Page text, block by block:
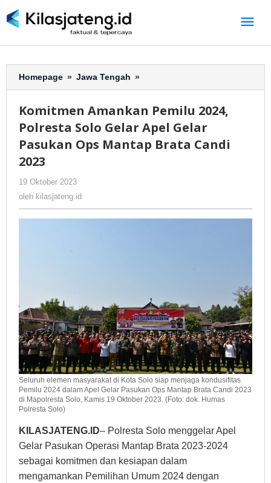
ke
Homepage » Jawa Tengah »
Amankan
2024,
Polresta
Solo
Gelar
Mantap
Komitmen Amankan Pemilu 2024,
Polresta Solo Gelar Apel Gelar
Pasukan Ops Mantap Brata Candi
2023
19 Oktober 2023
oleh kilasjateng.id
Seluruh elemen masyarakat di Kota Solo siap menjaga kondusifitas
Pemilu 2024 dalam Apel Gelar Pasukan Ops Mantap Brata Candi 2023
di Mapolresta Solo, Kamis 19 Oktober 2023. (Foto: dok. Humas
Polresta Solo)
KILASJATENG.ID– Polresta Solo menggelar Apel
Gelar Pasukan Operasi Mantap Brata 2023-2024
sebagai komitmen dan kesiapan dalam
mengamankan Pemilihan Umum 2024 dengan